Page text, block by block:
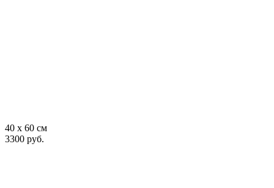
40 x 60 см
3300 руб.